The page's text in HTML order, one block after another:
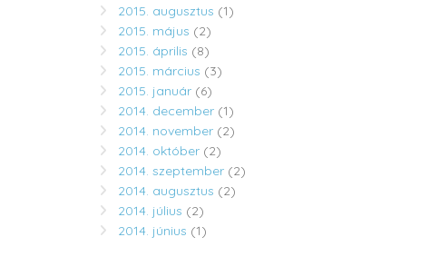
2015. augusztus (1)
2015. május (2)
2015. április (8)
2015. március (3)
2015. január(6)
2014. december(1)
2014. november(2)
2014. október(2)
2014. szeptember(2)
2014. augusztus (2)
2014. július (2)
2014. június (1)